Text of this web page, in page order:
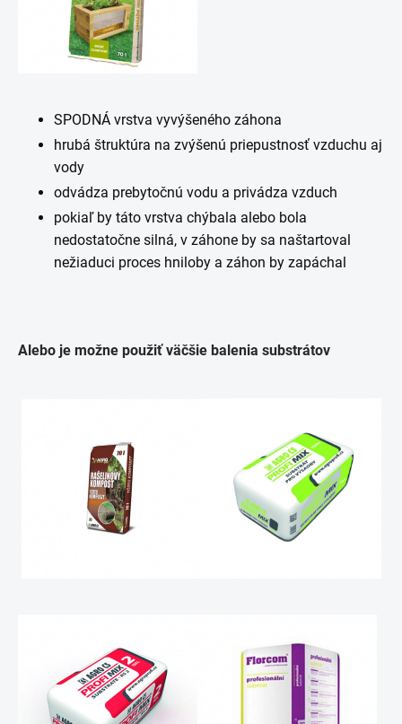
SPODNÁ vrstva vyvýšeného záhona
hrubá štruktúra na zvýšenú priepustnosť vzduchu aj
vody
odvádza prebytočnú vodu a privádza vzduch
pokiaľ by táto vrstva chýbala alebo bola
nedostatočne silná, v záhone by sa naštartoval
nežiaduci proces hniloby a záhon by zapáchal
Alebo je možne použiť väčšie balenia substrátov